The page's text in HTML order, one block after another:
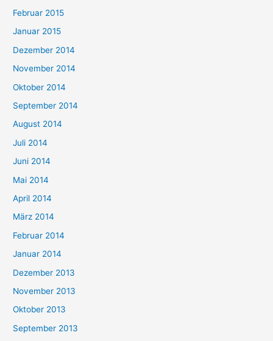
Februar 2015
Januar 2015
Dezember 2014
November 2014
Oktober 2014
September 2014
August 2014
Juli 2014
Juni 2014
Mai 2014
April 2014
März 2014
Februar 2014
Januar 2014
Dezember 2013
November 2013
Oktober 2013
September 2013